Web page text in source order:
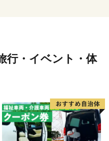
。
行・イベント・体